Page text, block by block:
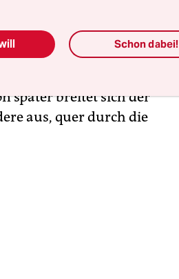
von Aufständen gegen
derBürgerkriege von
später breitet sich der
aus, quer durch die
Schon dabei!